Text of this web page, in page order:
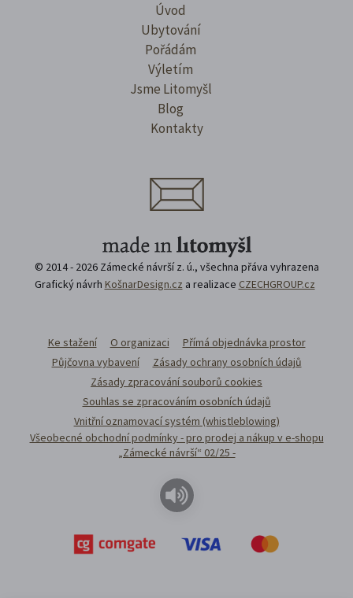
Úvod
Ubytování
Pořádám
Výletím
Jsme Litomyšl
Blog
Kontakty
© 2014 - 2026 Zámecké návrší z. ú., všechna přáva vyhrazena
Grafický návrh KošnarDesign.cz a realizace CZECHGROUP.cz
Ke stažení O organizaci
Přímá objednávka prostor
Půjčovna vybavení
Zásady ochrany osobních údajů
Zásady zpracování souborů cookies
Souhlas se zpracováním osobních údajů
Vnitřní oznamovací systém (whistleblowing)
Všeobecné obchodní podmínky - pro prodej a nákup v e-shopu
„Zámecké návrší“ 02/25 -